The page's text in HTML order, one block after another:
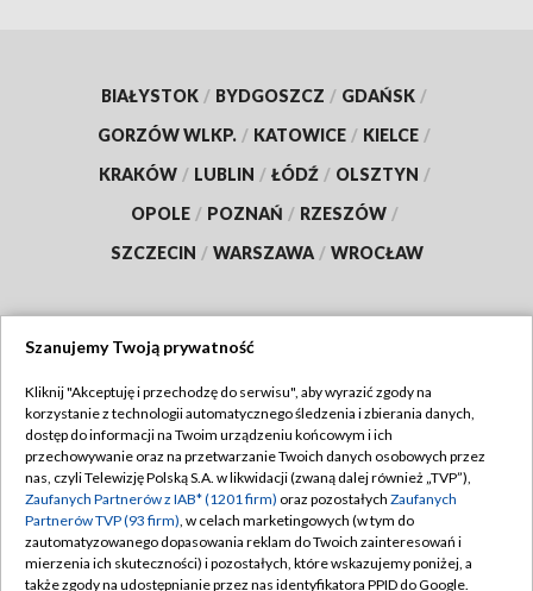
BIAŁYSTOK / BYDGOSZCZ / GDAŃSK /
GORZÓW WLKP. / KATOWICE / KIELCE /
KRAKÓW / LUBLIN / ŁÓDŹ / OLSZTYN /
OPOLE / POZNAŃ / RZESZÓW /
SZCZECIN / WARSZAWA / WROCŁAW
TVP
Abonament TVP
Emisja w TVP
Centrum informacji TVP
Naziemna Telewizja Cyfrowa
Regulamin TVP
Polityka prywatności
Moje zgody
Pomoc
Szanujemy Twoją prywatność
Kliknij "Akceptuję i przechodzę do serwisu", aby wyrazić zgody na
korzystanie z technologii automatycznego śledzenia i zbierania danych,
dostęp do informacji na Twoim urządzeniu końcowym i ich
przechowywanie oraz na przetwarzanie Twoich danych osobowych przez
nas, czyli Telewizję Polską S.A. w likwidacji (zwaną dalej również „TVP”),
Zaufanych Partnerów z IAB* (1201 firm) oraz pozostałych Zaufanych
Partnerów TVP (93 firm), w celach marketingowych (w tym do
zautomatyzowanego dopasowania reklam do Twoich zainteresowań i
mierzenia ich skuteczności) i pozostałych, które wskazujemy poniżej, a
także zgody na udostępnianie przez nas identyfikatora PPID do Google.